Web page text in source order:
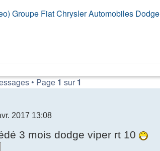
Groupe Fiat Chrysler Automobiles Dodge
avancée• Page 1 sur 1
2017 13:08
3 mois dodge viper rt 10